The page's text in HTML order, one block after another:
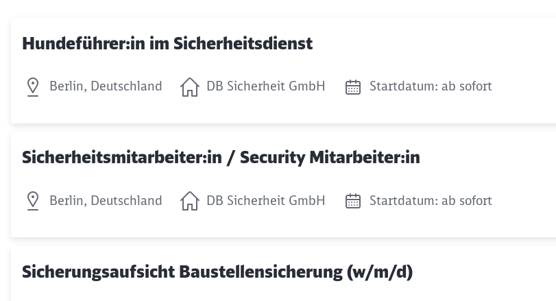
Hundeführer:in im Sicherheitsdienst
Berlin, Deutschland DB Sicherheit GmbH Startdatum: ab sofort
Sicherheitsmitarbeiter:in / Security Mitarbeiter:in
Berlin, Deutschland DB Sicherheit GmbH Startdatum: ab sofort
Sicherungsaufsicht Baustellensicherung (w/m/d)